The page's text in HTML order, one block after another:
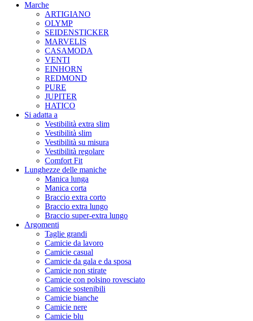
Marche
ARTIGIANO
OLYMP
SEIDENSTICKER
MARVELIS
CASAMODA
VENTI
EINHORN
REDMOND
PURE
JUPITER
HATICO
Si adatta a
Vestibilità extra slim
Vestibilità slim
Vestibilità su misura
Vestibilità regolare
Comfort Fit
Lunghezze delle maniche
Manica lunga
Manica corta
Braccio extra corto
Braccio extra lungo
Braccio super-extra lungo
Argomenti
Taglie grandi
Camicie da lavoro
Camicie casual
Camicie da gala e da sposa
Camicie non stirate
Camicie con polsino rovesciato
Camicie sostenibili
Camicie bianche
Camicie nere
Camicie blu